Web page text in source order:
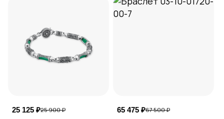
25 125 ₽25 900 ₽ 65 475 ₽67 500 ₽